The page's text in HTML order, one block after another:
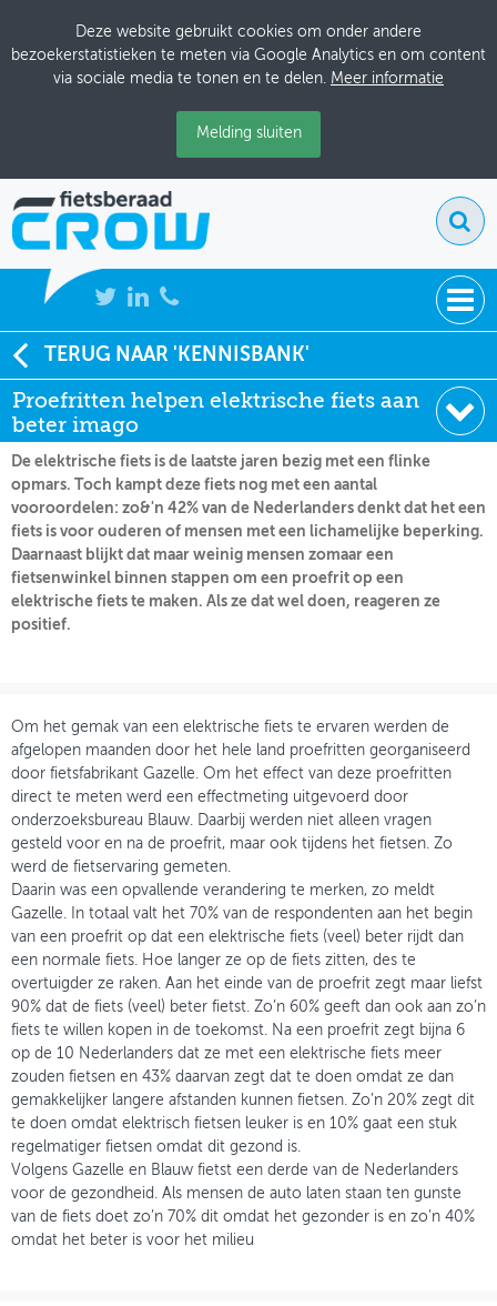
Deze website gebruikt cookies om onder andere
bezoekerstatistieken te meten via Google Analytics en om content
via sociale media te tonen en te delen. Meer informatie
Melding sluiten
NIEUWS
BIJEENKOMSTEN
KENNISBANK
ADRESSENBOEK
OVER FIETSBERAAD
THEMASITES
MIJN PROFIEL
TERUG NAAR 'KENNISBANK'
Proefritten helpen elektrische fiets aan
beter imago
Soort:
Nieuws Fietsberaad
Datum:
17-08-2011
De elektrische fiets is de laatste jaren bezig met een flinke
opmars. Toch kampt deze fiets nog met een aantal
vooroordelen: zo&'n 42% van de Nederlanders denkt dat het een
fiets is voor ouderen of mensen met een lichamelijke beperking.
Daarnaast blijkt dat maar weinig mensen zomaar een
fietsenwinkel binnen stappen om een proefrit op een
elektrische fiets te maken. Als ze dat wel doen, reageren ze
positief.
Om het gemak van een elektrische fiets te ervaren werden de
afgelopen maanden door het hele land proefritten georganiseerd
door fietsfabrikant Gazelle. Om het effect van deze proefritten
direct te meten werd een effectmeting uitgevoerd door
onderzoeksbureau Blauw. Daarbij werden niet alleen vragen
gesteld voor en na de proefrit, maar ook tijdens het fietsen. Zo
werd de fietservaring gemeten.
Daarin was een opvallende verandering te merken, zo meldt
Gazelle. In totaal valt het 70% van de respondenten aan het begin
van een proefrit op dat een elektrische fiets (veel) beter rijdt dan
een normale fiets. Hoe langer ze op de fiets zitten, des te
overtuigder ze raken. Aan het einde van de proefrit zegt maar liefst
90% dat de fiets (veel) beter fietst. Zo’n 60% geeft dan ook aan zo’n
fiets te willen kopen in de toekomst. Na een proefrit zegt bijna 6
op de 10 Nederlanders dat ze met een elektrische fiets meer
zouden fietsen en 43% daarvan zegt dat te doen omdat ze dan
gemakkelijker langere afstanden kunnen fietsen. Zo’n 20% zegt dit
te doen omdat elektrisch fietsen leuker is en 10% gaat een stuk
regelmatiger fietsen omdat dit gezond is.
Volgens Gazelle en Blauw fietst een derde van de Nederlanders
voor de gezondheid. Als mensen de auto laten staan ten gunste
van de fiets doet zo’n 70% dit omdat het gezonder is en zo’n 40%
omdat het beter is voor het milieu